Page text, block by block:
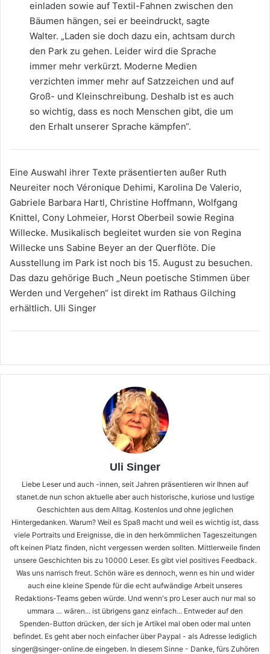
einladen sowie auf Textil-Fahnen zwischen den
Bäumen hängen, sei er beeindruckt, sagte
Walter. „Laden sie doch dazu ein, achtsam durch
den Park zu gehen. Leider wird die Sprache
immer mehr verkürzt. Moderne Medien
verzichten immer mehr auf Satzzeichen und auf
Groß- und Kleinschreibung. Deshalb ist es auch
so wichtig, dass es noch Menschen gibt, die um
den Erhalt unserer Sprache kämpfen“.
Eine Auswahl ihrer Texte präsentierten außer Ruth
Neureiter noch Véronique Dehimi, Karolina De Valerio,
Gabriele Barbara Hartl, Christine Hoffmann, Wolfgang
Knittel, Cony Lohmeier, Horst Oberbeil sowie Regina
Willecke. Musikalisch begleitet wurden sie von Regina
Willecke uns Sabine Beyer an der Querflöte. Die
Ausstellung im Park ist noch bis 15. August zu besuchen.
Das dazu gehörige Buch „Neun poetische Stimmen über
Werden und Vergehen“ ist direkt im Rathaus Gilching
erhältlich. Uli Singer
Uli Singer
Liebe Leser und auch -innen, seit Jahren präsentieren wir Ihnen auf
stanet.de nun schon aktuelle aber auch historische, kuriose und lustige
Geschichten aus dem Alltag. Kostenlos und ohne jeglichen
Hintergedanken. Warum? Weil es Spaß macht und weil es wichtig ist, dass
viele Portraits und Ereignisse, die in den herkömmlichen Tageszeitungen
oft keinen Platz finden, nicht vergessen werden sollten. Mittlerweile finden
unsere Geschichten bis zu 10000 Leser. Es gibt viel positives Feedback.
Was uns narrisch freut. Schön wäre es dennoch, wenn es hin und wider
auch eine kleine Spende für die echt aufwändige Arbeit unseres
Redaktions-Teams geben würde. Und wenn's pro Leser auch nur mal so
ummara … wären... ist übrigens ganz einfach... Entweder auf den
Spenden-Button drücken, der sich je Artikel mal oben oder mal unten
befindet. Es geht aber noch einfacher über Paypal - als Adresse lediglich
singer@singer-online.de eingeben. In diesem Sinne - Danke, fürs Zuhören